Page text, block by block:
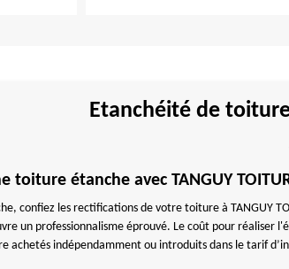
Etanchéité de
toiture étanche avec TANGUY
confiez les rectifications de votre toiture à TANGUY
un professionnalisme éprouvé. Le coût pour réaliser
achetés indépendamment ou introduits dans le tarif